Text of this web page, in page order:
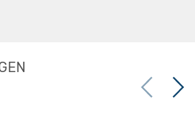
Previous Next